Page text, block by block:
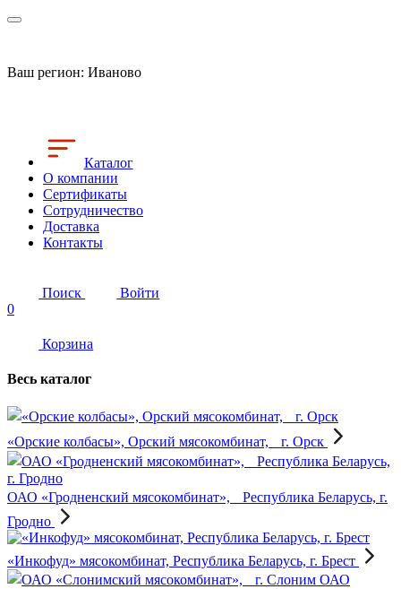
Ваш регион: Иваново
Каталог
О компании
Сертификаты
Сотрудничество
Доставка
Контакты
Поиск
Войти
0
Корзина
Весь каталог
«Орские колбасы», Орский мясокомбинат, г. Орск
ОАО «Гродненский мясокомбинат», Республика Беларусь, г.
Гродно
«Инкофуд» мясокомбинат, Республика Беларусь, г. Брест
ОАО